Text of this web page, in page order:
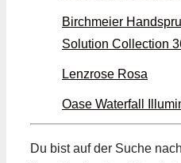
Birchmeier
Solution Collection
Lenzrose Rosa
Oase Waterfall
Du bist auf der Suche